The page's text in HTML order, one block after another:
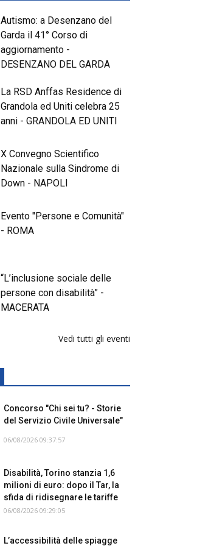
Autismo: a Desenzano del
Garda il 41° Corso di
aggiornamento -
DESENZANO DEL GARDA
La RSD Anffas Residence di
Grandola ed Uniti celebra 25
anni - GRANDOLA ED UNITI
X Convegno Scientifico
Nazionale sulla Sindrome di
Down - NAPOLI
Evento "Persone e Comunità"
- ROMA
“L’inclusione sociale delle
persone con disabilità” -
MACERATA
Vedi tutti gli eventi
Concorso "Chi sei tu? - Storie
del Servizio Civile Universale"
06/08/2026 09:37:57
Disabilità, Torino stanzia 1,6
milioni di euro: dopo il Tar, la
sfida di ridisegnare le tariffe
06/08/2026 09:29:05
L’accessibilità delle spiagge